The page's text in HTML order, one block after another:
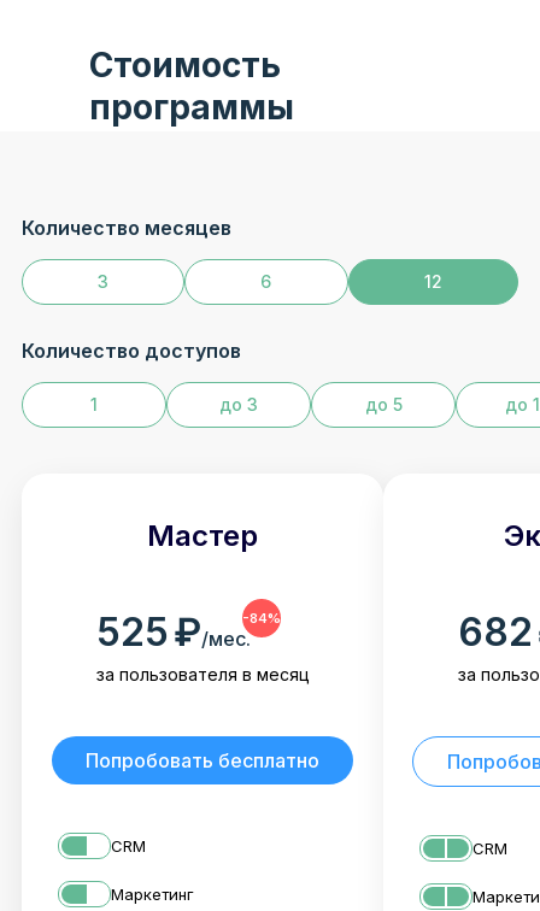
Стоимость
программы
Количество месяцев
3 6 12
Количество доступов
1 до 3 до 5 до
Мастер
525₽/мес.
-84%
за пользователя в месяц
Попробовать бесплатно
CRM
Маркетинг
682
за
CRM
Узнать больше